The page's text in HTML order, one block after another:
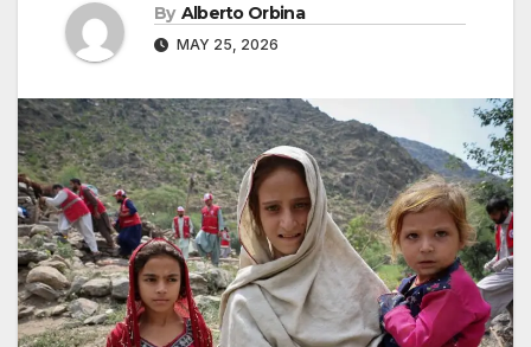
By Alberto Orbina
MAY 25, 2026